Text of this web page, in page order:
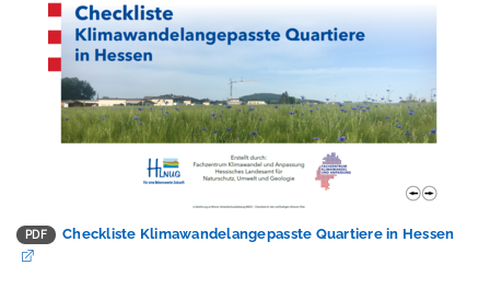
Geologie
Klimawandel und
Anpassung
Checkliste Klimawandelangepasste Quartiere in Hessen